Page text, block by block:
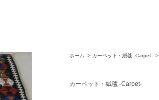
ホーム > カーペット・絨毯 -Carpet- >
カーペット・絨毯 -Carpet-